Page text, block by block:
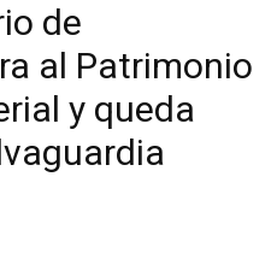
de
al Patrimonio
y queda